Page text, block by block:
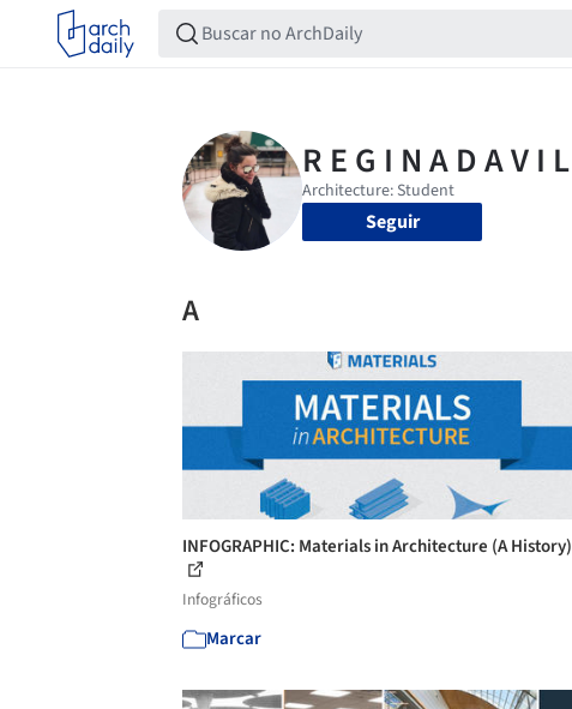
Seguir
A
INFOGRAPHIC: Materials in Architecture (A History)
Infográficos
Marcar